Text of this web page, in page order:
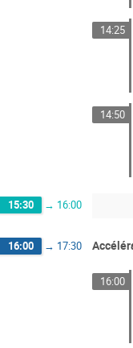
14:25
14:50
15:30 → 16:00
16:00 → 17:30
16:00